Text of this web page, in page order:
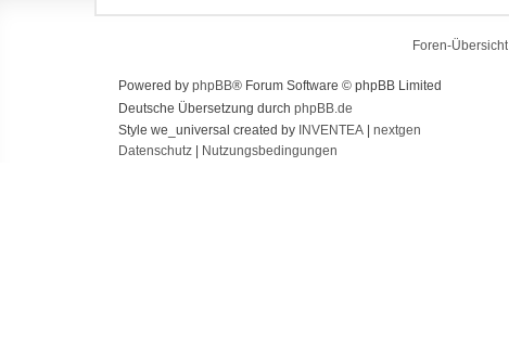
Foren-Übersicht
Powered by phpBB® Forum Software © phpBB Limited
Deutsche Übersetzung durch phpBB.de
Style we_universal created by INVENTEA
nextgen
Datenschutz
Nutzungsbedingungen